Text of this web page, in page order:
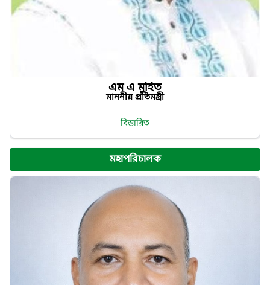
এম এ মুহিত
মাননীয় প্রতিমন্ত্রী
বিস্তারিত
মহাপরিচালক